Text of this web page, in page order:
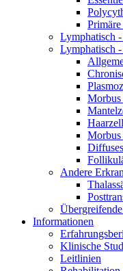
Lymphatisch
Lymphatisch
Morbus
Morbus
Andere
Informationen
Klinische
Leitlinien